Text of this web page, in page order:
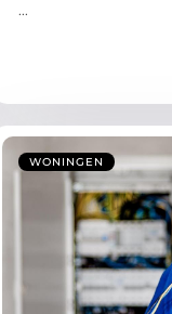
...
WONINGEN